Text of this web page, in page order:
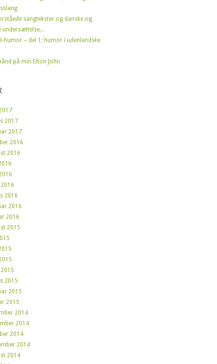
sangtekster og danske og
undersættelse...
humor – del 1; humor i udenlandske
på min Elton John
2017
2017
2016
2016
2016
2016
2016
2015
2015
2015
2015
2014
2014
2014
2014
2014